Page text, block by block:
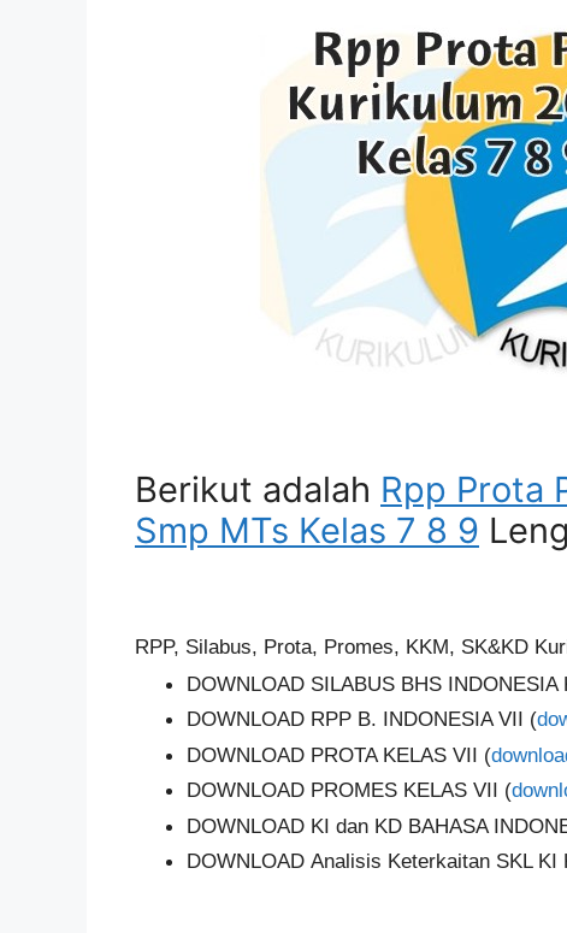
Berikut adalah Rpp Prota
Smp MTs Kelas 7 8 9
RPP, Silabus, Prota, Promes, KKM, SK&KD
DOWNLOAD SILABUS BHS INDONESIA
DOWNLOAD RPP B. INDONESIA VII (
DOWNLOAD PROTA KELAS VII (
DOWNLOAD PROMES KELAS VII (
DOWNLOAD KI dan KD BAHASA
DOWNLOAD Analisis Keterkaitan SKL